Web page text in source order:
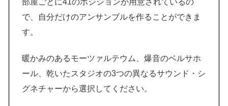
部屋ごとに41のポジションが用意されているの
で、自分だけのアンサンブルを作ることができま
す。
暖かみのあるモーツァルテウム、爆音のベルサホ
ール、乾いたスタジオの3つの異なるサウンド・シ
グネチャーから選択してください。